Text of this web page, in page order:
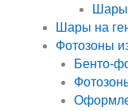
Шары
Шары на
Фотозоны
Бенто-